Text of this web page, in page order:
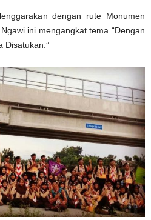
dengan rute Monumen
ini mengangkat tema “Dengan
Disatukan.”